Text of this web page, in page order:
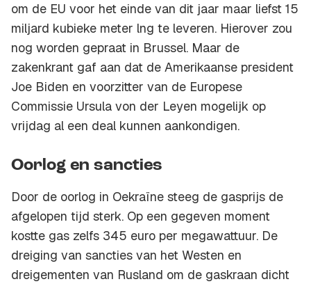
om de EU voor het einde van dit jaar maar liefst 15
miljard kubieke meter lng te leveren. Hierover zou
nog worden gepraat in Brussel. Maar de
zakenkrant gaf aan dat de Amerikaanse president
Joe Biden en voorzitter van de Europese
Commissie Ursula von der Leyen mogelijk op
vrijdag al een deal kunnen aankondigen.
Oorlog en sancties
Door de oorlog in Oekraïne steeg de gasprijs de
afgelopen tijd sterk. Op een gegeven moment
kostte gas zelfs 345 euro per megawattuur. De
dreiging van sancties van het Westen en
dreigementen van Rusland om de gaskraan dicht